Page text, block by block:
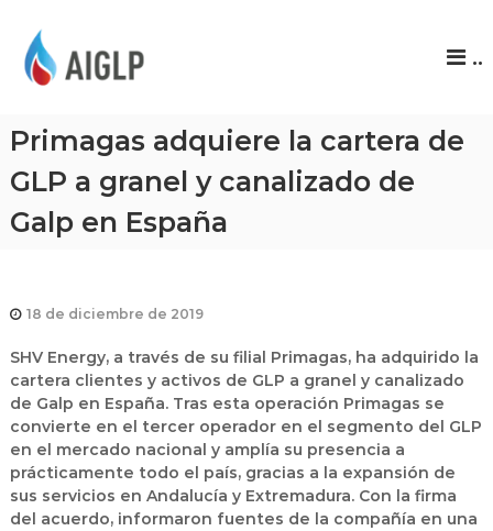
P
..
Primagas adquiere la cartera de
GLP a granel y canalizado de
Galp en España
18 de diciembre de 2019
SHV Energy, a través de su filial Primagas, ha adquirido la
cartera clientes y activos de GLP a granel y canalizado
de Galp en España. Tras esta operación Primagas se
convierte en el tercer operador en el segmento del GLP
en el mercado nacional y amplía su presencia a
prácticamente todo el país, gracias a la expansión de
sus servicios en Andalucía y Extremadura. Con la firma
del acuerdo, informaron fuentes de la compañía en una